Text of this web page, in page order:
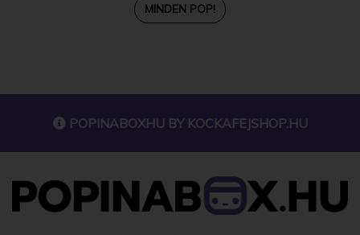
MINDEN POP!
POPINABOXHU BY KOCKAFEJSHOP.HU